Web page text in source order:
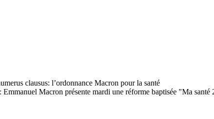
Macron présente mardi une réforme baptisée "Ma